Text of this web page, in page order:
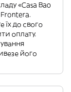
«Casa Bao
їх до свого
оплату.
його